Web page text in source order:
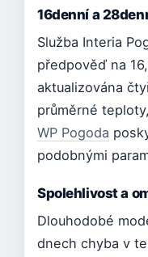
16denní a
Služba Interia
předpověď na
aktualizována
průměrné
WP Pogoda
podobnými
Spolehlivost a
Dlouhodobé
dnech chyba v